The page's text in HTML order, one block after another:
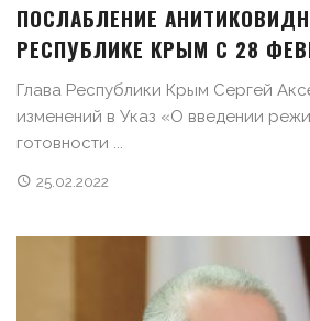
ПОСЛАБЛЕНИЕ
РЕСПУБЛИКЕ КРЫМ С 28
Глава Республики Крым Сергей
изменений в Указ «О введении
готовности ...
25.02.2022